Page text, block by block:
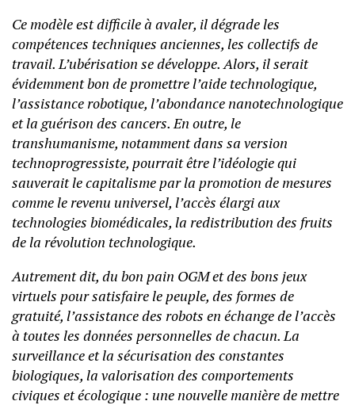
Ce modèle est difficile à avaler, il dégrade les
compétences techniques anciennes, les collectifs de
travail. L’ubérisation se développe. Alors, il serait
évidemment bon de promettre l’aide technologique,
l’assistance robotique, l’abondance nanotechnologique
et la guérison des cancers. En outre, le
transhumanisme, notamment dans sa version
technoprogressiste, pourrait être l’idéologie qui
sauverait le capitalisme par la promotion de mesures
comme le revenu universel, l’accès élargi aux
technologies biomédicales, la redistribution des fruits
de la révolution technologique.
Autrement dit, du bon pain OGM et des bons jeux
virtuels pour satisfaire le peuple, des formes de
gratuité, l’assistance des robots en échange de l’accès
à toutes les données personnelles de chacun. La
surveillance et la sécurisation des constantes
biologiques, la valorisation des comportements
civiques et écologique : une nouvelle manière de mettre